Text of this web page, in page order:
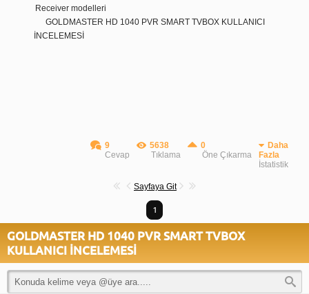
Receiver modelleri
GOLDMASTER HD 1040 PVR SMART TVBOX KULLANICI
İNCELEMESİ
9
Cevap
5638
Tıklama
0
Öne Çıkarma
Daha
Fazla
İstatistik
Sayfaya Git
1
GOLDMASTER HD 1040 PVR SMART TVBOX
KULLANICI İNCELEMESİ